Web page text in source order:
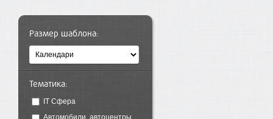
Размер шаблона:
Тематика:
IT Сфера